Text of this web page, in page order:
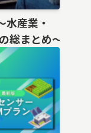
水産業・
総まとめ〜